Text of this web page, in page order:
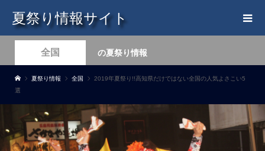
夏祭り情報サイト
全国 の夏祭り情報
夏祭り情報 全国
2019年夏祭り!!高知県だけではない全国の人気よさこい5
選